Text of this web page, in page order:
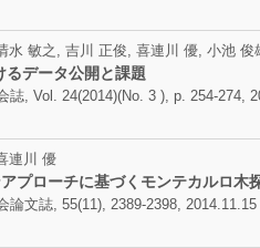
水 敏之, 吉川 正俊, 喜連川 優, 小池 俊
るデータ公開と課題
誌, Vol. 24(2014)(No. 3 ), p. 254-274,
連川 優
プローチに基づくモンテカルロ木
論文誌, 55(11), 2389-2398, 2014.11.15